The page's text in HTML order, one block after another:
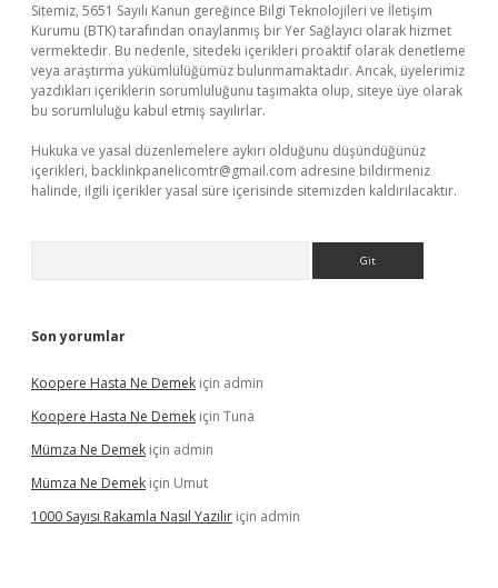
Sitemiz, 5651 Sayılı Kanun gereğince Bilgi Teknolojileri ve İletişim
Kurumu (BTK) tarafından onaylanmış bir Yer Sağlayıcı olarak hizmet
vermektedir. Bu nedenle, sitedeki içerikleri proaktif olarak denetleme
veya araştırma yükümlülüğümüz bulunmamaktadır. Ancak, üyelerimiz
yazdıkları içeriklerin sorumluluğunu taşımakta olup, siteye üye olarak
bu sorumluluğu kabul etmiş sayılırlar.
Hukuka ve yasal düzenlemelere aykırı olduğunu düşündüğünüz
içerikleri, backlinkpanelicomtr@gmail.com adresine bildirmeniz
halinde, ilgili içerikler yasal süre içerisinde sitemizden kaldırılacaktır.
Son yorumlar
Koopere Hasta Ne Demek için admin
Koopere Hasta Ne Demek için Tuna
Mümza Ne Demek için admin
Mümza Ne Demek için Umut
1000 Sayısı Rakamla Nasıl Yazılır için admin